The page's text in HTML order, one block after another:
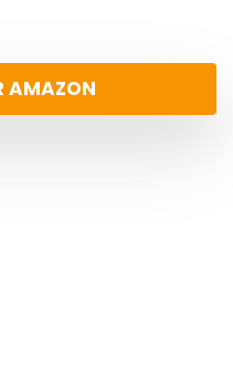
AMAZON